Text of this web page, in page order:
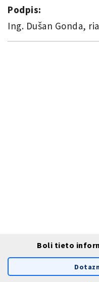
Podpis:
Ing. Dušan Gonda,
Boli tieto